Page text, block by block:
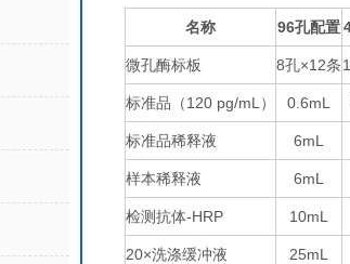
名称 96孔配置
微孔酶标板 8孔×12条
标准品（120 pg/mL ） 0.6mL
标准品稀释液 6mL
样本稀释液 6mL
检测抗体-HRP 10mL
20×洗涤缓冲液 25mL